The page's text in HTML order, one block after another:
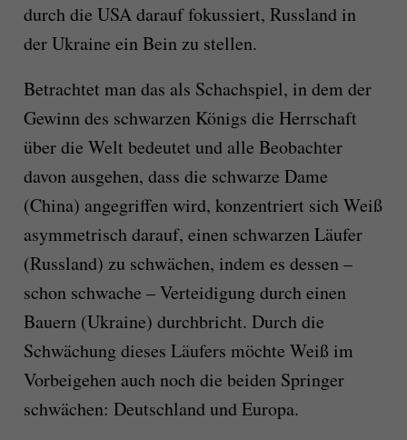
durch die USA darauf fokussiert, Russland in
der Ukraine ein Bein zu stellen.
Betrachtet man das als Schachspiel, in dem der
Gewinn des schwarzen Königs die Herrschaft
über die Welt bedeutet und alle Beobachter
davon ausgehen, dass die schwarze Dame
(China) angegriffen wird, konzentriert sich Weiß
asymmetrisch darauf, einen schwarzen Läufer
(Russland) zu schwächen, indem es dessen –
schon schwache – Verteidigung durch einen
Bauern (Ukraine) durchbricht. Durch die
Schwächung dieses Läufers möchte Weiß im
Vorbeigehen auch noch die beiden Springer
schwächen: Deutschland und Europa.